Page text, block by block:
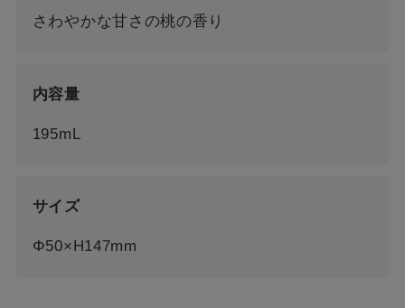
さわやかな甘さの桃の香り
内容量
195mL
サイズ
Φ50×H147mm